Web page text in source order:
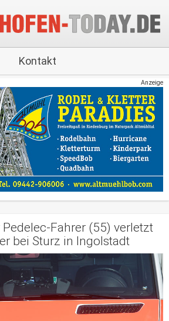
Kontakt
Anzeige
Fahrer (55) verletzt
bei Sturz in Ingolstadt